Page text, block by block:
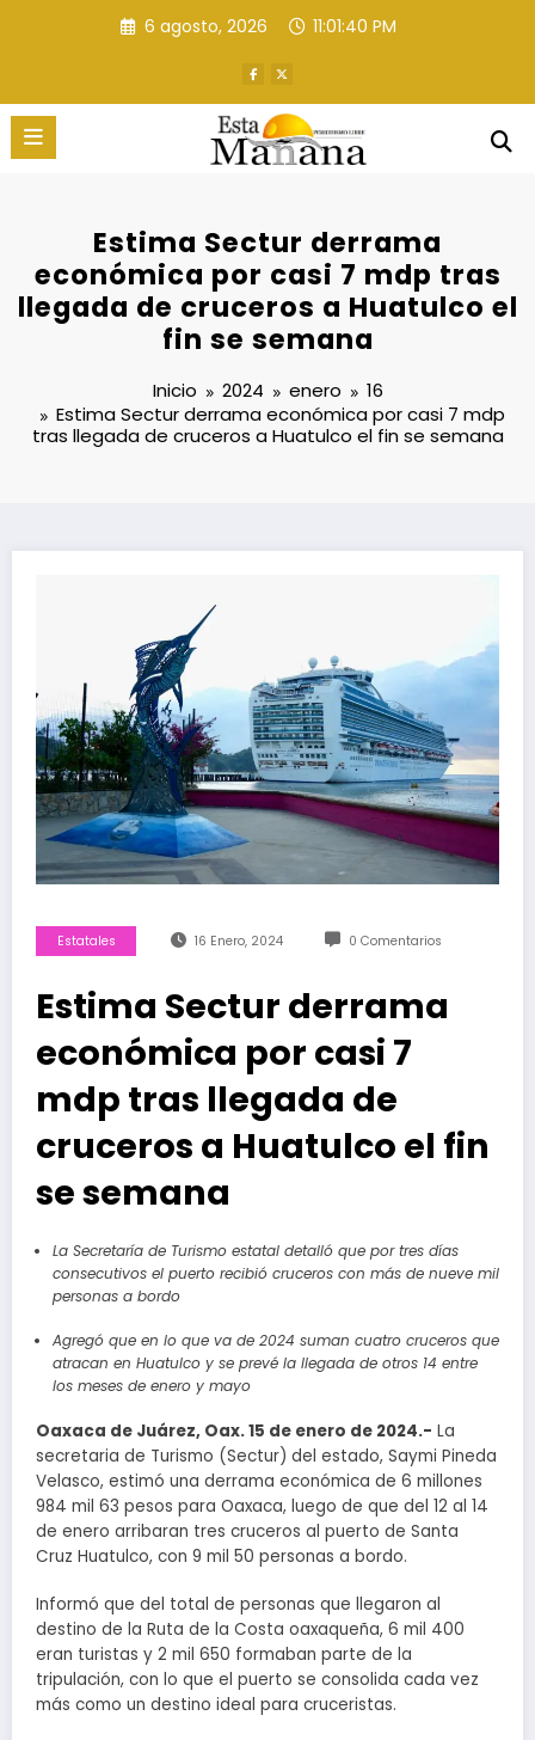
6 agosto, 2026 11:01:41 PM
Estima Sectur derrama
económica por casi 7 mdp tras
llegada de cruceros a Huatulco el
fin se semana
Inicio 2024 enero
16
Estima Sectur derrama económica por casi 7 mdp
tras llegada de cruceros a Huatulco el fin se semana
Estatales 16 Enero, 2024 0 Comentarios
Estima Sectur derrama
económica por casi 7
mdp tras llegada de
cruceros a Huatulco el fin
se semana
La Secretaría de Turismo estatal detalló que por tres días
consecutivos el puerto recibió cruceros con más de nueve mil
personas a bordo
Agregó que en lo que va de 2024 suman cuatro cruceros que
atracan en Huatulco y se prevé la llegada de otros 14 entre
los meses de enero y mayo
Oaxaca de Juárez, Oax. 15 de enero de 2024.- La
secretaria de Turismo (Sectur) del estado, Saymi Pineda
Velasco, estimó una derrama económica de 6 millones
984 mil 63 pesos para Oaxaca, luego de que del 12 al 14
de enero arribaran tres cruceros al puerto de Santa
Cruz Huatulco, con 9 mil 50 personas a bordo.
Informó que del total de personas que llegaron al
destino de la Ruta de la Costa oaxaqueña, 6 mil 400
eran turistas y 2 mil 650 formaban parte de la
tripulación, con lo que el puerto se consolida cada vez
más como un destino ideal para cruceristas.